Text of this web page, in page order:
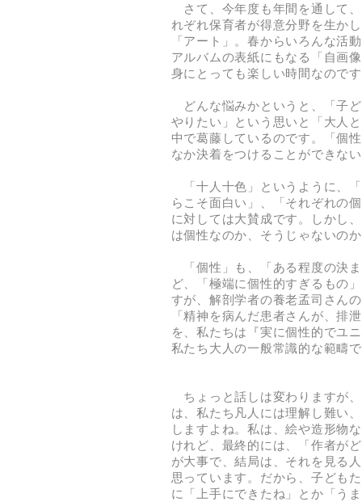
さて、今年度も年間を通して
れぞれ保育者が得意分野を生か
「アート」。春からいろんな活
アルバムの表紙にもなる「自画
身にとっても楽しい時間なので
どんな悩みかというと、「子
やりたい」という思いと「大人
中で葛藤しているのです。「個
なか決着をつけることができな
「十人十色」というように、
らこそ面白い」、「それぞれの
に対しては大賛成です。しかし
は個性なのか、そうじゃないの
「個性」も、「ある程度の決
ど、「極端に個性的すぎるもの
すが、解剖学者の養老孟司さん
「精神を病んだ患者さんが、排
を、私たちは『実に個性的でユ
私たち大人の一般常識的な範疇
ちょっと話しは変わりますが
は、私たち凡人には理解し難い
しますよね。私は、絵や造形物
けれど、最終的には、「作者が
が大事で、結局は、それを見る
思っています。だから、子ども
に「上手にできたね」とか「う